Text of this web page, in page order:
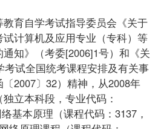
育自学考试指导委员会《关于
试计算机及应用专业（专科） 等
知》（考委[2006]1号）和《关
考试全国统考课程安排及有关事
2007〕32）精神，从2008年
（独立本科段，专业代码：
基本原理（课程代码：3137，